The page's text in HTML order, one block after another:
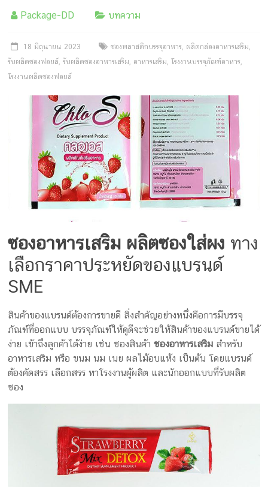
Package-DD บทความ
18 มิถุนายน 2023 ซองพลาสติกบรรจุอาหาร, ผลิตกล่องอาหารเสริม,
รับผลิตซองฟอยล์,รับผลิตซองอาหารเสริม, อาหารเสริม,โรงงานบรรจุภัณฑ์อาหาร,
โรงงานผลิตซองฟอยล์
ซองอาหารเสริม ผลิตซองใส่ผง ทาง
เลือกราคาประหยัดของแบรนด์
SME
สินค้าของแบรนด์ต้องการขายดี สิ่งสำคัญอย่างหนึ่งคือการมีบรรจุ
ภัณฑ์ที่ออกแบบ บรรจุภัณฑ์ให้ดูดีจะช่วยให้สินค้าของแบรนด์ขายได้
ง่าย เข้าถึงลูกค้าได้ง่าย เช่น ซองสินค้าซองอาหารเสริม สำหรับ
อาหารเสริม หรือ ขนม นม เนย ผลไม้อบแห้ง เป็นต้น โดยแบรนด์
ต้องคัดสรร เลือกสรร หาโรงงานผู้ผลิต และนักออกแบบที่รับผลิต
ซอง